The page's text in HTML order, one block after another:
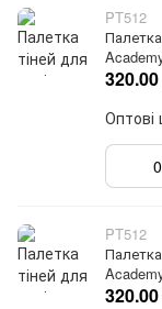
PT512
Оптові
PT512